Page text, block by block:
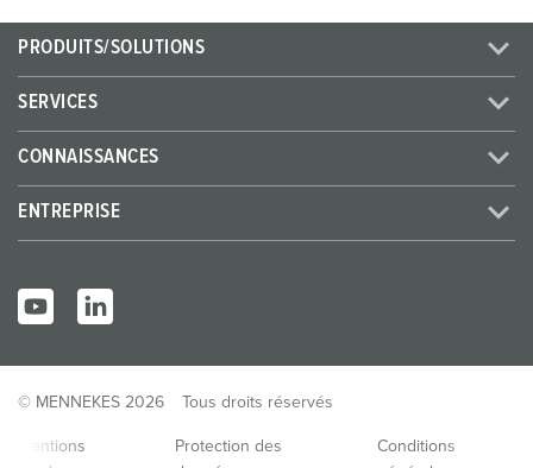
PRODUITS/SOLUTIONS
SERVICES
CONNAISSANCES
ENTREPRISE
© MENNEKES 2026 Tous droits réservés
Mentions
Protection des
Conditions